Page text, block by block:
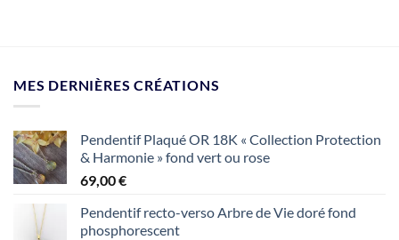
MES DERNIÈRES CRÉATIONS
Pendentif Plaqué OR 18K « Collection Protection
& Harmonie » fond vert ou rose
69,00€
Pendentif recto-verso Arbre de Vie doré fond
phosphorescent